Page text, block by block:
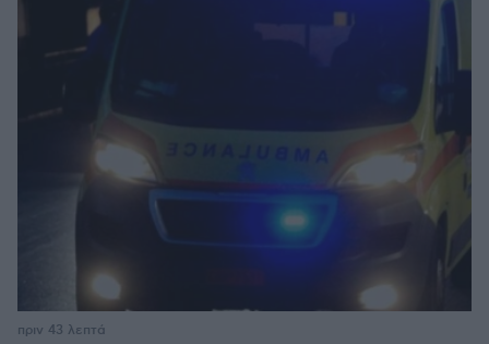
πριν 43 λεπτά